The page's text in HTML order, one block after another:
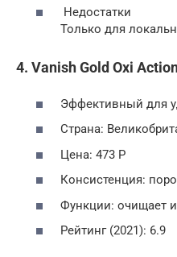
Недостатки
Только для
4. Vanish Gold Oxi
Эффективный для
Страна:
Цена: 473 Р
Консистенция:
Функции: очищает и
Рейтинг (2021): 6.9